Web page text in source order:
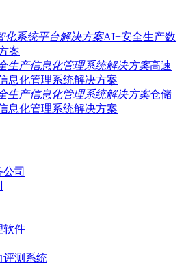
AI+安全生产数
案
高速
息化管理系统解决方案
仓储
息化管理系统解决方案
司
软件
评测系统